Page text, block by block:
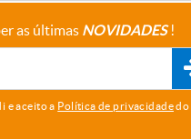
as últimas NOVIDADES!
e aceito a Política de privacidadedo